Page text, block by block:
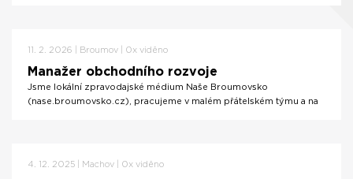
11. 2. 2026 | Broumov | 0x viděno
Manažer obchodního rozvoje
Jsme lokální zpravodajské médium Naše Broumovsko
(nase.broumovsko.cz), pracujeme v malém přátelském týmu a na
4. 12. 2025 | Machov | 0x viděno